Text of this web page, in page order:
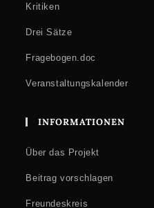
Kritiken
Drei Sätze
Fragebogen.doc
Veranstaltungskalender
INFORMATIONEN
Über das Projekt
Beitrag vorschlagen
Freundeskreis